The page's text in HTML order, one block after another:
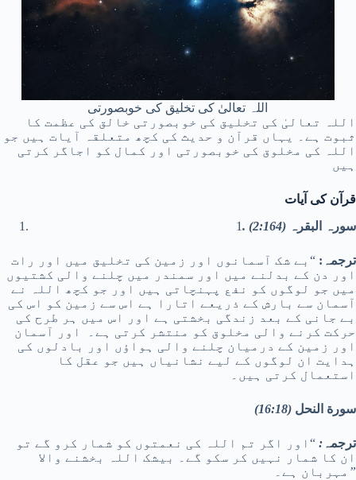
اللہ تعالیٰ کی تخلیق کی خوبصورتی
اللہ تعالیٰ کی تخلیق کی خوبصورتی خالق کی عظمت کا
ثبوت ہے۔ یہاں قرآن و حدیث کی کچھ متعلقہ آیات ہیں جو
اللہ کی مخلوق کی خوبصورتی اور کمال کو اجاگر کرتی
ہیں
قرآن کی آیات
1. سورہ البقرہ (2:164)
ترجمہ: “بے شک آسمانوں اور زمین کی تخلیق میں اور رات
اور دن کے بدلنے میں اور سمندر میں چلنے والی کشتیوں
میں جو لوگوں کو نفع پہنچاتی ہیں اور جو کچھ اللہ نے
آسمان سے بارش کے ذریعے اتارا ہے اس سے زمین کو اس کی
بے جانی کے بعد زندگی بخشتی ہے اور اس میں ہر طرح کی
حرکت کرنے والی مخلوق کو منتشر کرتی ہے۔ اور آسمان
اور زمین کے درمیان چلنے والی ہواؤں اور بادلوں کی
ہدایت ان لوگوں کے لیے نشانیاں ہیں جو عقل کا
استعمال کرتی ہیں۔
سورة النحل (16:18)
ترجمہ : “اور اگر تم اللہ کی نعمتوں کو شمار کرو گے تو
ان کا شمار نہیں کر سکو گے۔ بیشک اللہ بخشنے والا
مہربان ہے ۔”